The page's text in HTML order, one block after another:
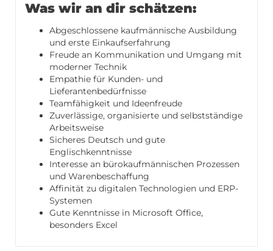
Was wir an dir schätzen:
Abgeschlossene kaufmännische Ausbildung
und erste Einkaufserfahrung
Freude an Kommunikation und Umgang mit
moderner Technik
Empathie für Kunden- und
Lieferantenbedürfnisse
Teamfähigkeit und Ideenfreude
Zuverlässige, organisierte und selbstständige
Arbeitsweise
Sicheres Deutsch und gute
Englischkenntnisse
Interesse an bürokaufmännischen Prozessen
und Warenbeschaffung
Affinität zu digitalen Technologien und ERP-
Systemen
Gute Kenntnisse in Microsoft Office,
besonders Excel